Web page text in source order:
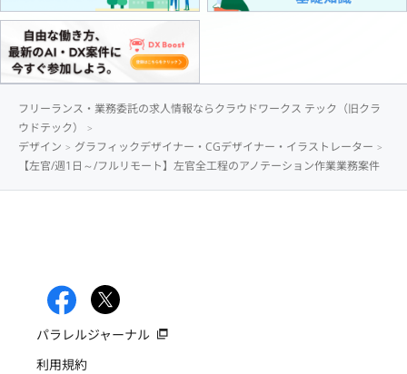
フリーランス・業務委託の求人情報ならクラウドワークス テック（旧クラ
ウドテック）
デザイン
グラフィックデザイナー・CGデザイナー・イラストレーター
【左官/週1日～/フルリモート】左官全工程のアノテーション作業業務案件
パラレルジャーナル
利用規約